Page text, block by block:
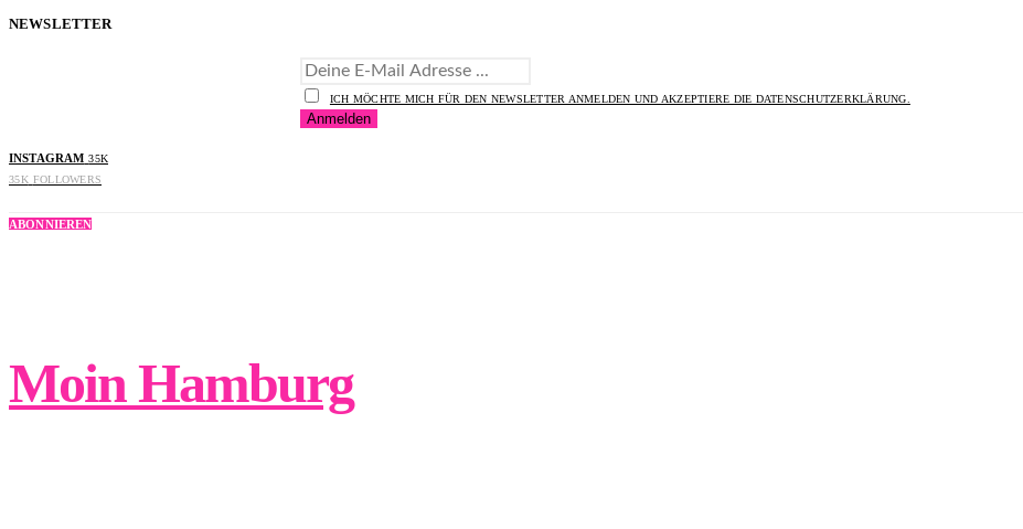
NEWSLETTER
ICH MÖCHTE MICH FÜR DEN NEWSLETTER ANMELDEN UND AKZEPTIERE DIE DATENSCHUTZERKLÄRUNG.
INSTAGRAM 35K
35K FOLLOWERS
ABONNIEREN
Moin Hamburg